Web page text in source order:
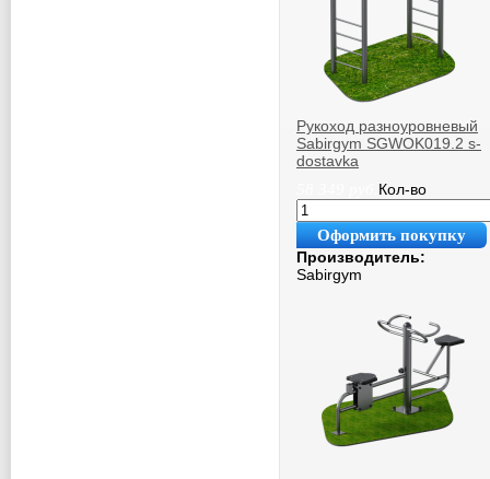
Рукоход разноуровневый
Sabirgym SGWOK019.2 s-
dostavka
Кол-во
Оформить покупку
Производитель:
Sabirgym